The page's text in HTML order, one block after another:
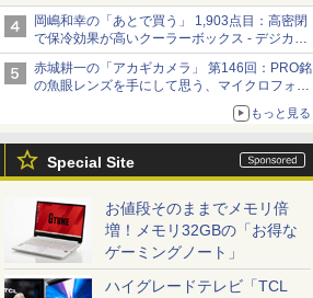
カメ Watch
岡嶋和幸の「あとで買う」 1,903点目：高密閉
で保冷効果が高いクーラーボックス - デジカメ
Watch
赤城耕一の「アカギカメラ」 第146回：PRO銘
の魚眼レンズを手にして思う、マイクロフォー
もっと見る
Special Site
お値段そのままでメモリ倍
増！メモリ32GBの「お得な
ゲーミングノート」
ハイグレードテレビ「TCL